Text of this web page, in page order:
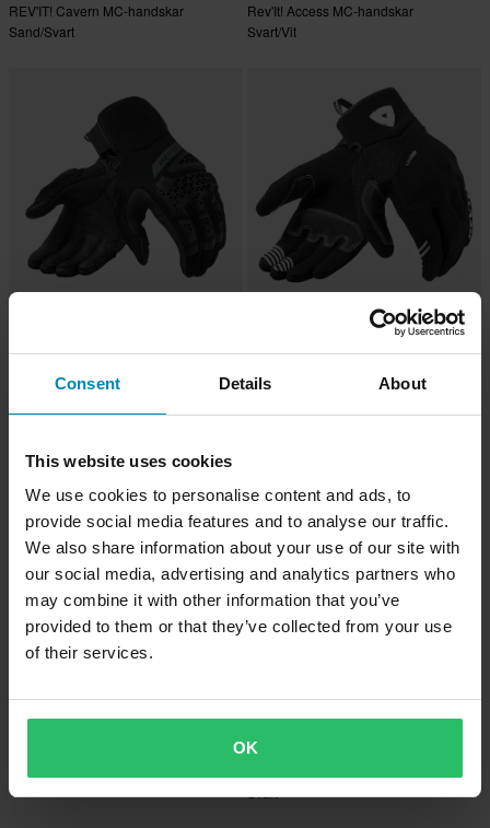
Consent Details About
This website uses cookies
We use cookies to personalise content and ads, to
provide social media features and to analyse our traffic.
We also share information about your use of our site with
our social media, advertising and analytics partners who
may combine it with other information that you’ve
provided to them or that they’ve collected from your use
of their services.
OK
REV'IT! Cavern MC-handskar
Sand/Svart
Rev'It! Access MC-handskar
Svart/Vit
REV'IT! Sand 5 MC-handskar Svart
Rev’It! Endo MC-Handskar Svart/Vit
549 kr -11%
619 kr
1 419 kr -10%
1 579 kr
Svart